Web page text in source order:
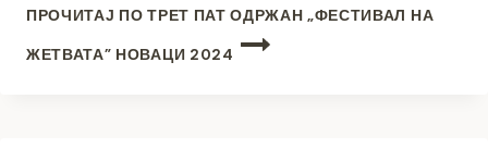
ПРОЧИТАЈ ПО ТРЕТ ПАТ ОДРЖАН „ФЕСТИВАЛ НА
ЖЕТВАТА” НОВАЦИ 2024